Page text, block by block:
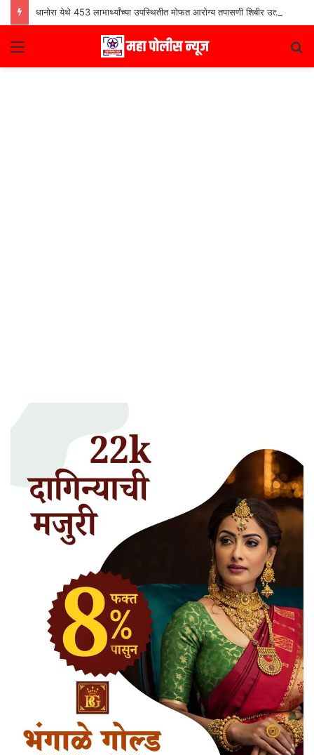
धानोरा येथे 453 लाभार्थ्यांच्या उपस्थितीत मोफत आरोग्य तपासणी शिबीर उत्साहात
Menu